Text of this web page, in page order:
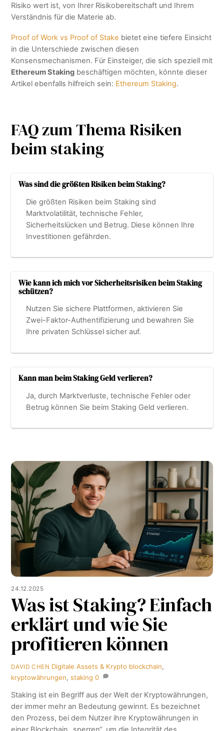
Risiko wert ist, von Ihrer Risikobereitschaft und Ihrem
Verständnis für die Materie ab.
Proof of Work vs Proof of Stake bietet eine tiefere Einsicht
in die Unterschiede zwischen diesen
Konsensmechanismen. Für Einsteiger, die sich speziell mit
Ethereum Staking beschäftigen möchten, könnte dieser
Artikel ebenfalls hilfreich sein: Ethereum Staking.
FAQ zum Thema Risiken
beim staking
Was sind die größten Risiken beim Staking?
Die größten Risiken beim Staking sind
Marktvolatilität, technische Fehler,
Sicherheitslücken und Betrug. Diese können Ihre
Investitionen gefährden.
Wie kann ich mich vor Sicherheitsrisiken beim Staking
schützen?
Nutzen Sie sichere Plattformen, aktivieren Sie
Zwei-Faktor-Authentifizierung und bewahren Sie
Ihre privaten Schlüssel sicher auf.
Kann man beim Staking Geld verlieren?
Ja, durch Marktverluste, technische Fehler oder
Betrug können Sie beim Staking Geld verlieren.
24.12.2025
Was ist Staking? Einfach
erklärt und wie Sie
profitieren können
DAVID CHEN Digitale Assets & Krypto blockchain,
kryptowährungen,staking 0
Staking ist ein Begriff aus der Welt der Kryptowährungen,
der immer mehr an Bedeutung gewinnt. Es bezeichnet
den Prozess, bei dem Nutzer ihre Kryptowährungen in